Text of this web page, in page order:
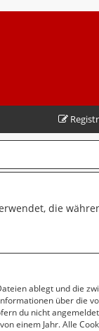
die
ablegt und die
über die
du nicht
einem Jahr. Alle